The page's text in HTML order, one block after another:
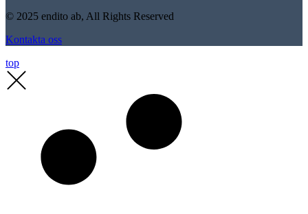
© 2025 endito ab, All Rights Reserved
Kontakta oss
top